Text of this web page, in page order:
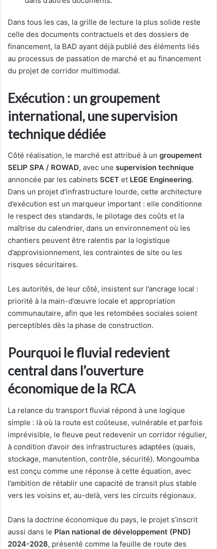
Dans tous les cas, la grille de lecture la plus solide reste
celle des documents contractuels et des dossiers de
financement, la BAD ayant déjà publié des éléments liés
au processus de passation de marché et au financement
du projet de corridor multimodal.
Exécution : un groupement
international, une supervision
technique dédiée
Côté réalisation, le marché est attribué à un groupement
SELIP SPA / ROWAD, avec une supervision technique
annoncée par les cabinets SCET et LEGE Engineering.
Dans un projet d’infrastructure lourde, cette architecture
d’exécution est un marqueur important : elle conditionne
le respect des standards, le pilotage des coûts et la
maîtrise du calendrier, dans un environnement où les
chantiers peuvent être ralentis par la logistique
d’approvisionnement, les contraintes de site ou les
risques sécuritaires.
Les autorités, de leur côté, insistent sur l’ancrage local :
priorité à la main-d’œuvre locale et appropriation
communautaire, afin que les retombées sociales soient
perceptibles dès la phase de construction.
Pourquoi le fluvial redevient
central dans l’ouverture
économique de la RCA
La relance du transport fluvial répond à une logique
simple : là où la route est coûteuse, vulnérable et parfois
imprévisible, le fleuve peut redevenir un corridor régulier,
à condition d’avoir des infrastructures adaptées (quais,
stockage, manutention, contrôle, sécurité). Mongoumba
est conçu comme une réponse à cette équation, avec
l’ambition de rétablir une capacité de transit plus stable
vers les voisins et, au-delà, vers les circuits régionaux.
Dans la doctrine économique du pays, le projet s’inscrit
aussi dans le Plan national de développement (PND)
2024-2028, présenté comme la feuille de route des